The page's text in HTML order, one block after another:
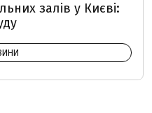
залів у Києві: